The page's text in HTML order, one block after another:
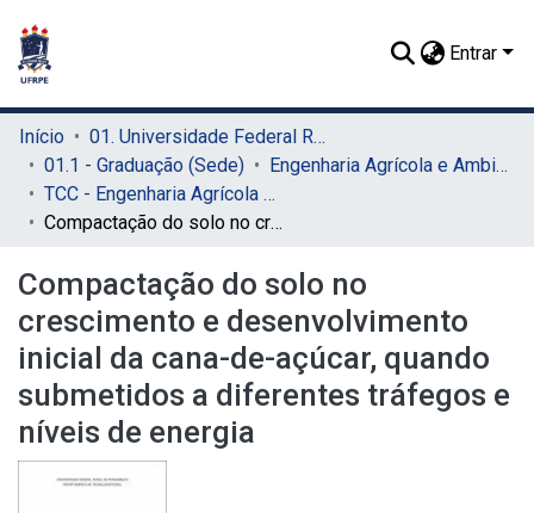
Entrar
Início
01. Universidade Federal Rural de Pernambuco - UFRPE (Sede)
01.1 - Graduação (Sede)
Engenharia Agrícola e Ambiental (Sede)
TCC - Engenharia Agrícola e Ambiental (Sede)
Compactação do solo no crescimento e desenvolvimento inicial da cana-de-açúcar, quando submetidos a diferentes tráfegos e níveis de energia
Compactação do solo no
crescimento e desenvolvimento
inicial da cana-de-açúcar, quando
submetidos a diferentes tráfegos e
níveis de energia